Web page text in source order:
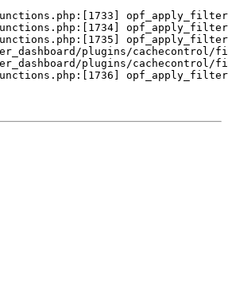
functions.php:[1733]
functions.php:[1734]
functions.php:[1735]
plugins/
plugins/
functions.php:[1736]